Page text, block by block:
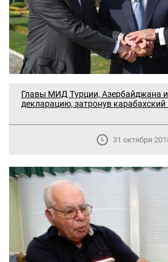
Главы МИД Турции, Азербайджана
декларацию, затронув
31 октября